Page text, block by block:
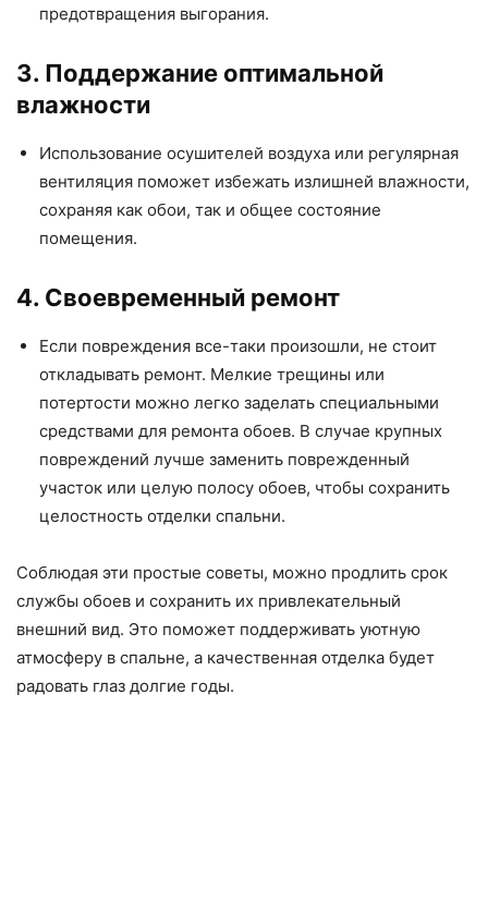
предотвращения выгорания.
3. Поддержание оптимальной
влажности
Использование осушителей воздуха или регулярная
вентиляция поможет избежать излишней влажности,
сохраняя как обои, так и общее состояние
помещения.
4. Своевременный ремонт
Если повреждения все-таки произошли, не стоит
откладывать ремонт. Мелкие трещины или
потертости можно легко заделать специальными
средствами для ремонта обоев. В случае крупных
повреждений лучше заменить поврежденный
участок или целую полосу обоев, чтобы сохранить
целостность отделки спальни.
Соблюдая эти простые советы, можно продлить срок
службы обоев и сохранить их привлекательный
внешний вид. Это поможет поддерживать уютную
атмосферу в спальне, а качественная отделка будет
радовать глаз долгие годы.